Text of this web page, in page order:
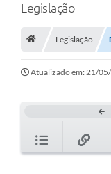
Secretarias
Legislação
Atos Municipais
Legislação
Legislação
Atualizado em: 21/